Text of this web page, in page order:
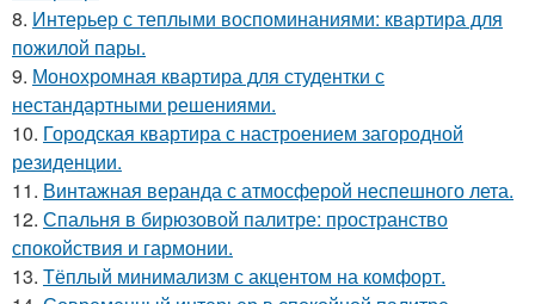
8. Интерьер с теплыми воспоминаниями: квартира для
пожилой пары.
9. Монохромная квартира для студентки с
нестандартными решениями.
10. Городская квартира с настроением загородной
резиденции.
11. Винтажная веранда с атмосферой неспешного лета.
12. Спальня в бирюзовой палитре: пространство
спокойствия и гармонии.
13. Тёплый минимализм с акцентом на комфорт.